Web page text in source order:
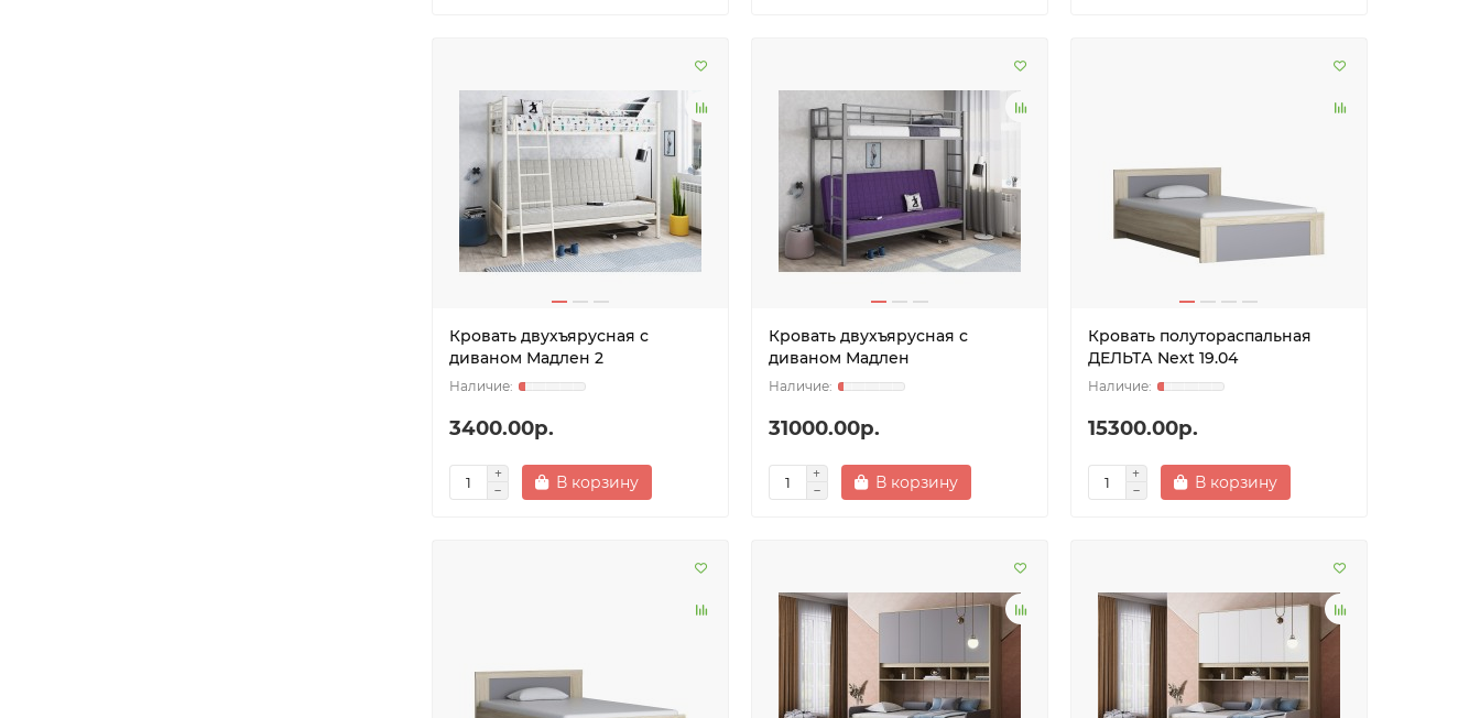
Кровать двухъярусная с
диваном Мадлен 2
3400.00р.
В корзину
Кровать двухъярусная с
диваном Мадлен
31000.00р.
В корзину
Кровать полутораспальная
ДЕЛЬТА Next 19.04
15300.00р.
В корзину